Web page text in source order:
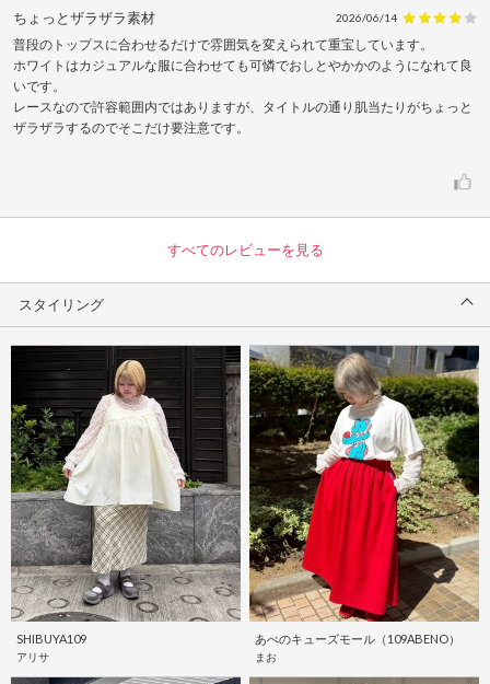
ちょっとザラザラ素材 2026/06/14
普段のトップスに合わせるだけで雰囲気を変えられて重宝しています。
ホワイトはカジュアルな服に合わせても可憐でおしとやかかのようになれて良
いです。
レースなので許容範囲内ではありますが、タイトルの通り肌当たりがちょっと
ザラザラするのでそこだけ要注意です。
すべてのレビューを見る
スタイリング
SHIBUYA109
アリサ
あべのキューズモール（109ABENO）
まお